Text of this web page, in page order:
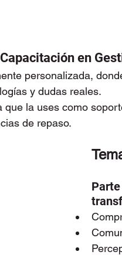
en
personalizada,
y dudas reales.
la uses como
de repaso.